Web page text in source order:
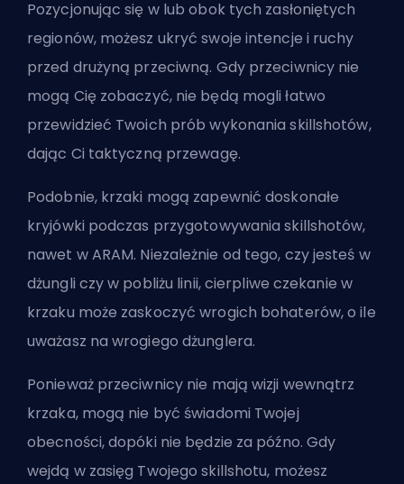
Pozycjonując się w lub obok tych zasłoniętych
regionów, możesz ukryć swoje intencje i ruchy
przed drużyną przeciwną. Gdy przeciwnicy nie
mogą Cię zobaczyć, nie będą mogli łatwo
przewidzieć Twoich prób wykonania skillshotów,
dając Ci taktyczną przewagę.
Podobnie, krzaki mogą zapewnić doskonałe
kryjówki podczas przygotowywania skillshotów,
nawet wARAM. Niezależnie od tego, czy jesteś w
dżungli czy w pobliżu linii, cierpliwe czekanie w
krzaku może zaskoczyć wrogich bohaterów, o ile
uważasz na wrogiego dżunglera.
Ponieważ przeciwnicy nie mają wizji wewnątrz
krzaka, mogą nie być świadomi Twojej
obecności, dopóki nie będzie za późno. Gdy
wejdą w zasięg Twojego skillshotu, możesz